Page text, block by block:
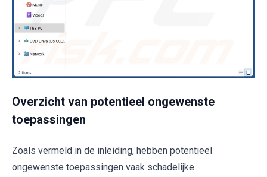
Overzicht van potentieel ongewenste
toepassingen
Zoals vermeld in de inleiding, hebben potentieel
ongewenste toepassingen vaak schadelijke